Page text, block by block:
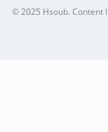
© 2025Hsoub.